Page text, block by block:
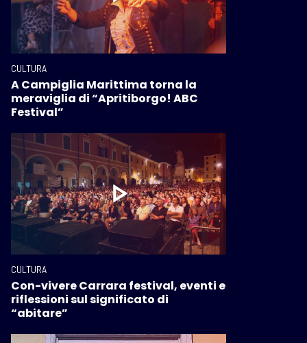
CULTURA
A Campiglia Marittima torna la
meraviglia di “Apritiborgo! ABC
Festival”
CULTURA
Con-vivere Carrara festival, eventi e
riflessioni sul significato di
“abitare”